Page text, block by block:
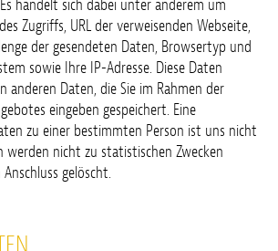
handelt sich dabei unter anderem um
Zugriffs, URL der verweisenden Webseite,
der gesendeten Daten, Browsertyp und
sowie Ihre IP-Adresse. Diese Daten
Daten, die Sie im Rahmen der
eingeben gespeichert. Eine
zu einer bestimmten Person ist uns nicht
werden nicht zu statistischen Zwecken
gelöscht.